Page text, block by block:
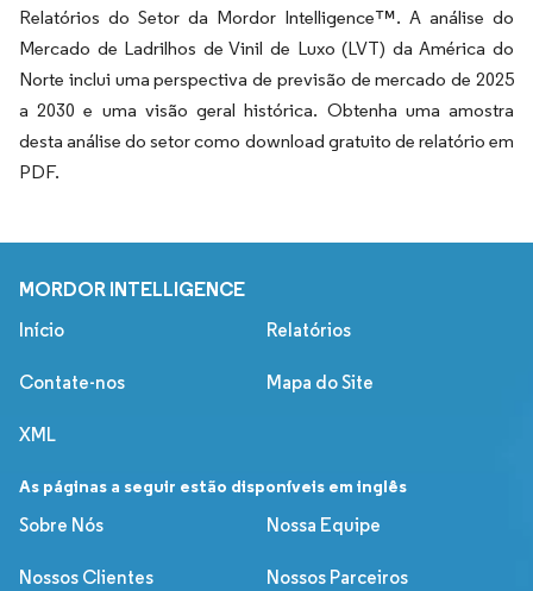
Relatórios do Setor da Mordor Intelligence™. A análise do
Mercado de Ladrilhos de Vinil de Luxo (LVT) da América do
Norte inclui uma perspectiva de previsão de mercado de 2025
a 2030 e uma visão geral histórica. Obtenha uma amostra
desta análise do setor como download gratuito de relatório em
PDF.
MORDOR INTELLIGENCE
Início Relatórios
Contate-nos Mapa do Site
XML
As páginas a seguir estão disponíveis em inglês
Sobre Nós
Nossa Equipe
Nossos Clientes Nossos Parceiros